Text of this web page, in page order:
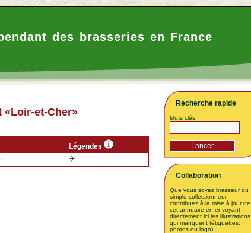
des brasseries en France
«Loir-et-Cher»
Légendes
Recherche rapide
Mots clés
Collaboration
Que vous soyez brasseur ou
simple collectionneur,
contribuez à la mise à jour de
cet annuaire en envoyant
directement ici les illustrations
qui manquent (étiquettes,
photos ou logo).